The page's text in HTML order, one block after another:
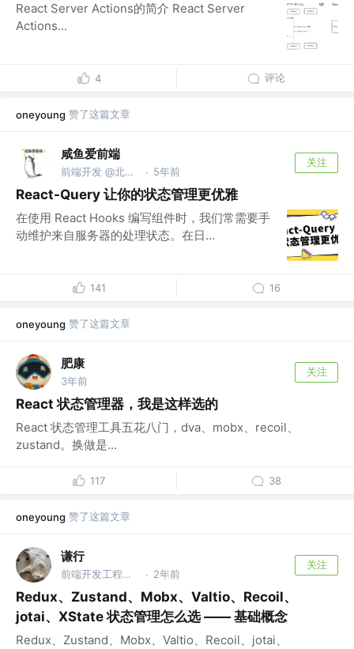
React Server Actions的简介 React Server
Actions...
4 评论
oneyoung 赞了这篇文章
咸鱼爱前端
前端开发 @北京字节跳动科技有限公司 · 5年前
关注
React-Query 让你的状态管理更优雅
在使用 React Hooks 编写组件时，我们常需要手
动维护来自服务器的处理状态。在日...
141 16
oneyoung 赞了这篇文章
肥康
3年前
关注
React 状态管理器，我是这样选的
React 状态管理工具五花八门，dva、mobx、recoil、
zustand。换做是...
117 38
oneyoung 赞了这篇文章
谦行
前端开发工程师 @Alibaba · 2年前
关注
Redux、Zustand、Mobx、Valtio、Recoil、
jotai、XState 状态管理怎么选 —— 基础概念
Redux、Zustand、Mobx、Valtio、Recoil、jotai、